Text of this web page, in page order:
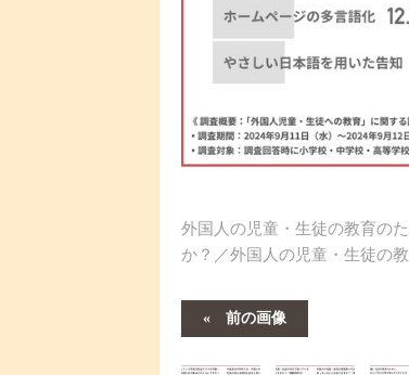
外国人の児童・生徒の教育の
か？／外国人の児童・生徒の
前の画像